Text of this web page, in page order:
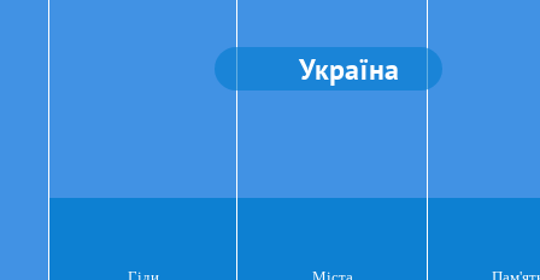
Україна